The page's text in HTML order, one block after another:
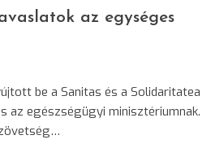
az egységes
be a Sanitas és a Solidaritatea
az egészségügyi minisztériumnak.